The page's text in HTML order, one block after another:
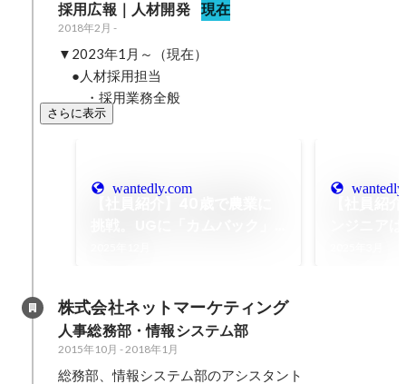
採用広報｜人材開発 現在
2018年2月 -
▼2023年1月～（現在）
●人材採用担当
・採用業務全般
さらに表示
wantedly.com
株式会社ネットマーケティング
人事総務部・情報システム部
2015年10月 - 2018年1月
総務部、情報システム部のアシスタント